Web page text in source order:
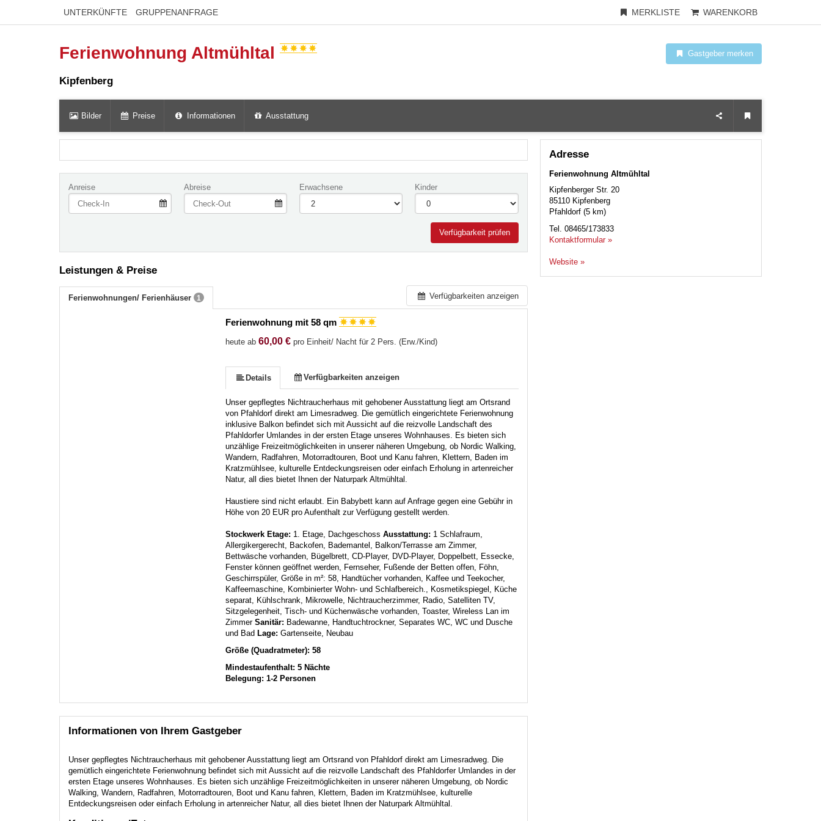
MERKLISTE WARENKORB
UNTERKÜNFTE GRUPPENANFRAGE
Ferienwohnung Altmühltal Gastgeber merken
Kipfenberg
Bilder Preise Informationen Ausstattung
Anreise Abreise Erwachsene Kinder
Verfügbarkeit prüfen
Verfügbarkeiten anzeigen
Leistungen & Preise
Ferienwohnungen/ Ferienhäuser 1
Ferienwohnung mit 58 qm
heute ab 60,00 € pro Einheit/ Nacht für 2 Pers. (Erw./Kind)
Details Verfügbarkeiten anzeigen
Unser gepflegtes Nichtraucherhaus mit gehobener Ausstattung liegt am Ortsrand
von Pfahldorf direkt am Limesradweg. Die gemütlich eingerichtete Ferienwohnung
inklusive Balkon befindet sich mit Aussicht auf die reizvolle Landschaft des
Pfahldorfer Umlandes in der ersten Etage unseres Wohnhauses. Es bieten sich
unzählige Freizeitmöglichkeiten in unserer näheren Umgebung, ob Nordic Walking,
Wandern, Radfahren, Motorradtouren, Boot und Kanu fahren, Klettern, Baden im
Kratzmühlsee, kulturelle Entdeckungsreisen oder einfach Erholung in artenreicher
Natur, all dies bietet Ihnen der Naturpark Altmühltal.
Haustiere sind nicht erlaubt. Ein Babybett kann auf Anfrage gegen eine Gebühr in
Höhe von 20 EUR pro Aufenthalt zur Verfügung gestellt werden.
Stockwerk Etage: 1. Etage, Dachgeschoss Ausstattung: 1 Schlafraum,
Allergikergerecht, Backofen, Bademantel, Balkon/Terrasse am Zimmer,
Bettwäsche vorhanden, Bügelbrett, CD-Player, DVD-Player, Doppelbett, Essecke,
Fenster können geöffnet werden, Fernseher, Fußende der Betten offen, Föhn,
Geschirrspüler, Größe in m²: 58, Handtücher vorhanden, Kaffee und Teekocher,
Kaffeemaschine, Kombinierter Wohn- und Schlafbereich., Kosmetikspiegel, Küche
separat, Kühlschrank, Mikrowelle, Nichtraucherzimmer, Radio, Satelliten TV,
Sitzgelegenheit, Tisch- und Küchenwäsche vorhanden, Toaster, Wireless Lan im
ZimmerSanitär: Badewanne, Handtuchtrockner, Separates WC, WC und Dusche
und Bad Lage:Gartenseite, Neubau
Größe (Quadratmeter): 58
Mindestaufenthalt: 5 Nächte
Belegung: 1-2 Personen
Informationen von Ihrem Gastgeber
Unser gepflegtes Nichtraucherhaus mit gehobener Ausstattung liegt am Ortsrand von Pfahldorf direkt am Limesradweg. Die
gemütlich eingerichtete Ferienwohnung befindet sich mit Aussicht auf die reizvolle Landschaft des Pfahldorfer Umlandes in der
ersten Etage unseres Wohnhauses. Es bieten sich unzählige Freizeitmöglichkeiten in unserer näheren Umgebung, ob Nordic
Walking, Wandern, Radfahren, Motorradtouren, Boot und Kanu fahren, Klettern, Baden im Kratzmühlsee, kulturelle
Entdeckungsreisen oder einfach Erholung in artenreicher Natur, all dies bietet Ihnen der Naturpark Altmühltal.
Adresse
Ferienwohnung Altmühltal
Kipfenberger Str. 20
85110 Kipfenberg
Pfahldorf (5 km)
Tel. 08465/173833
Kontaktformular »
Website »